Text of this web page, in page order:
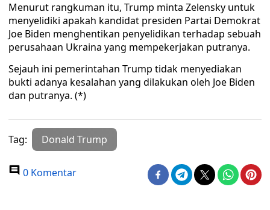
Menurut rangkuman itu, Trump minta Zelensky untuk
menyelidiki apakah kandidat presiden Partai Demokrat
Joe Biden menghentikan penyelidikan terhadap sebuah
perusahaan Ukraina yang mempekerjakan putranya.
Sejauh ini pemerintahan Trump tidak menyediakan
bukti adanya kesalahan yang dilakukan oleh Joe Biden
dan putranya. (*)
Tag: Donald Trump
0 Komentar